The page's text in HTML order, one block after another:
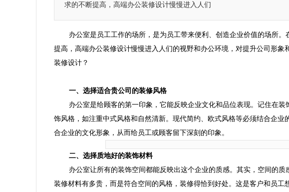
求的不断提高，高端办公装修设计慢慢进入人们
办公室是员工工作的场所，是为员工带来便利、创造企业价值的场所
提高，高端办公装修设计慢慢进入人们的视野和办公环境，对提升公司形
装修设计？
一、选择适合贵公司的装修风格
办公室是给顾客的第一印象，它能反映企业文化和品位表现。记住在
饰风格，如注重中式风格和自然清新。现代简约、欧式风格等必须结合企
合企业的文化形象，从而给员工或顾客留下深刻的印象。
二、选择质地好的装饰材料
办公室让所有的装饰空间都能反映出这个企业的质感。其实，空间的
装修材料有多贵，而是符合空间的风格，装修得恰到好处。这是客户和员工